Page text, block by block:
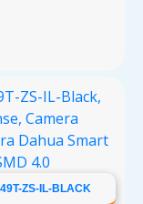
ZS-IL-BLACK